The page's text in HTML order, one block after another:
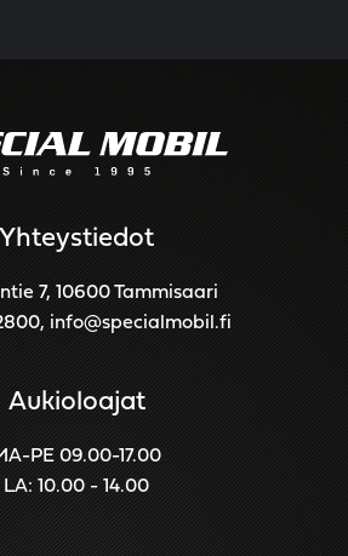
Yhteystiedot
7, 10600 Tammisaari
, info@specialmobil.fi
Aukioloajat
PE 09.00-17.00
LA: 10.00 - 14.00